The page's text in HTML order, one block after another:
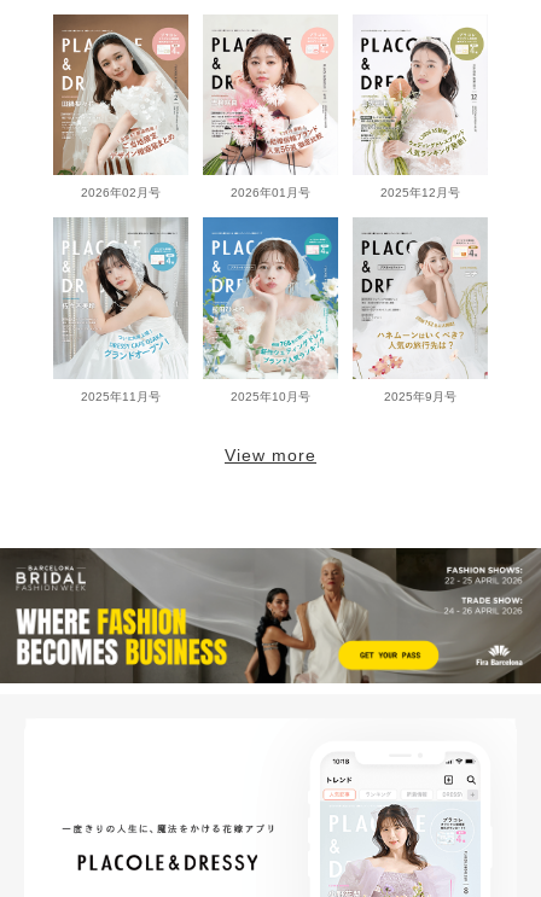
2026年02月号 2026年01月号 2025年12月号
2025年11月号 2025年10月号 2025年9月号
View more